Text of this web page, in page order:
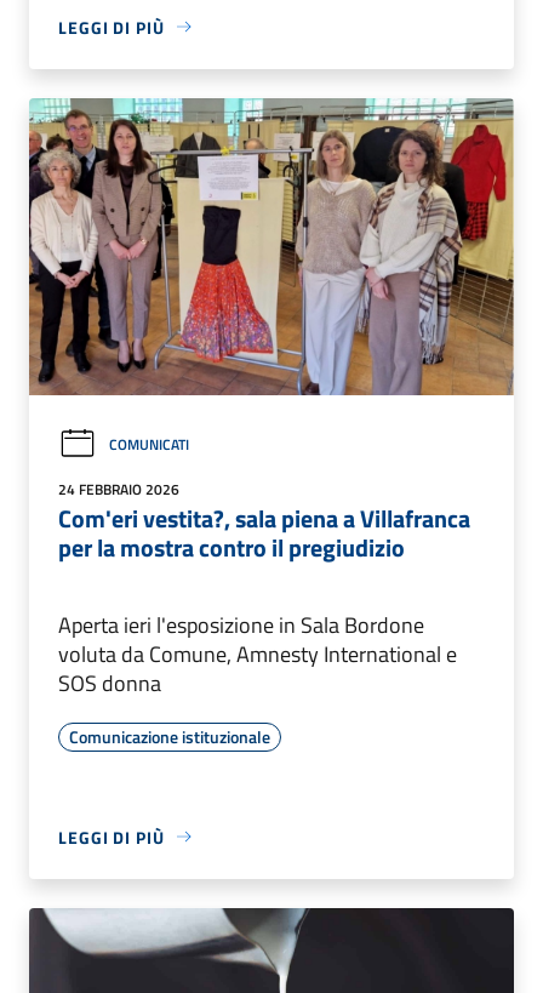
LEGGI DI PIÙ
COMUNICATI
24 FEBBRAIO 2026
Com'eri vestita?, sala piena a Villafranca
per la mostra contro il pregiudizio
Aperta ieri l'esposizione in Sala Bordone
voluta da Comune, Amnesty International e
SOS donna
Comunicazione istituzionale
LEGGI DI PIÙ